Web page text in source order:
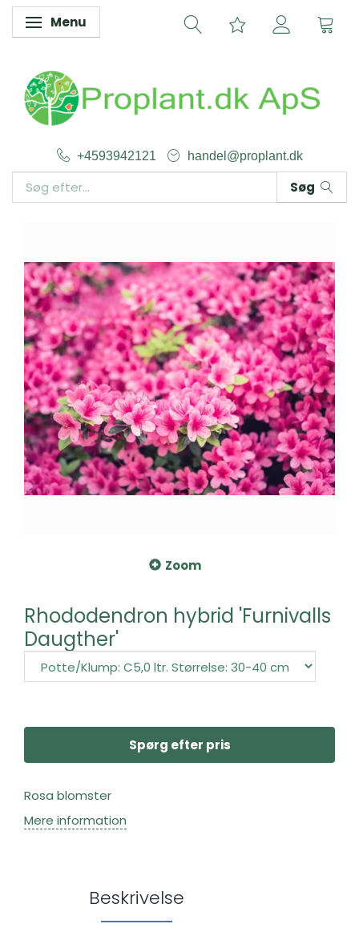
Skifte navigation
Menu
+4593942121 handel@proplant.dk
Søg
Zoom
Rhododendron hybrid 'Furnivalls
Daugther'
Spørg efter pris
Rosa blomster
Mere information
Beskrivelse